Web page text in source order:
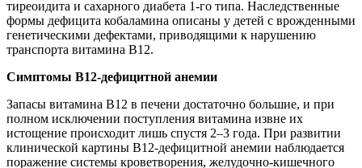
тиреоидита и сахарного диабета 1-го типа. Наследственные
формы дефицита кобаламина описаны у детей с врожденными
генетическими дефектами, приводящими к нарушению
транспорта витамина В12.
Симптомы В12-дефицитной анемии
Запасы витамина В12 в печени достаточно большие, и при
полном исключении поступления витамина извне их
истощение происходит лишь спустя 2–3 года. При развитии
клинической картины В12-дефицитной анемии наблюдается
поражение системы кроветворения, желудочно-кишечного